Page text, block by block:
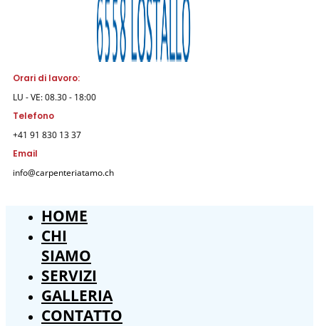
Orari di lavoro:
LU - VE: 08.30 - 18:00
Telefono
+41 91 830 13 37
Email
info@carpenteriatamo.ch
HOME
CHI
SIAMO
SERVIZI
GALLERIA
CONTATTO